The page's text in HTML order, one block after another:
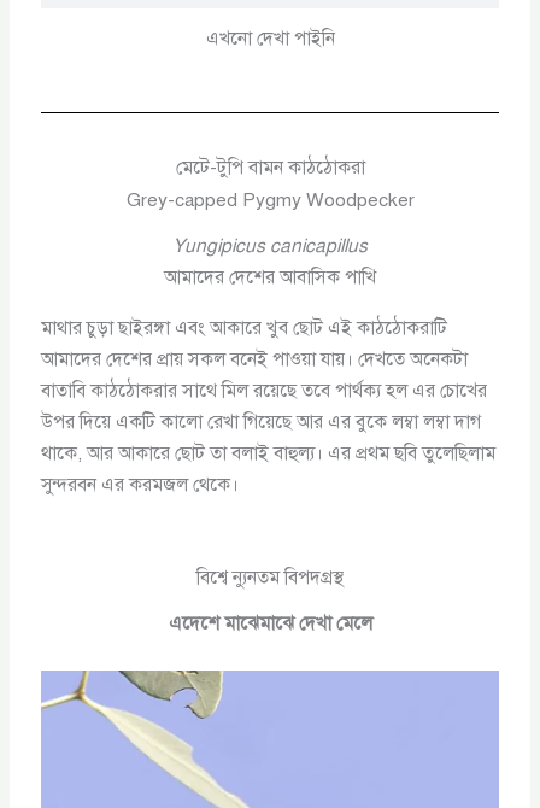
এখনো দেখা পাইনি
মেটে-টুপি বামন কাঠঠোকরা
Grey-capped Pygmy Woodpecker
Yungipicus canicapillus
আমাদের দেশের আবাসিক পাখি
মাথার চুড়া ছাইরঙ্গা এবং আকারে খুব ছোট এই কাঠঠোকরাটি
আমাদের দেশের প্রায় সকল বনেই পাওয়া যায়। দেখতে অনেকটা
বাতাবি কাঠঠোকরার সাথে মিল রয়েছে তবে পার্থক্য হল এর চোখের
উপর দিয়ে একটি কালো রেখা গিয়েছে আর এর বুকে লম্বা লম্বা দাগ
থাকে, আর আকারে ছোট তা বলাই বাহুল্য। এর প্রথম ছবি তুলেছিলাম
সুন্দরবন এর করমজল থেকে।
বিশ্বে ন্যুনতম বিপদগ্রস্থ
এদেশে মাঝেমাঝে দেখা মেলে